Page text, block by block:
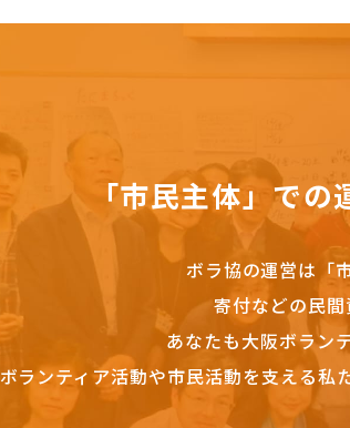
「市民主体」で
ボラ協の運営は「
寄付などの民間
あなたも大阪ボラン
ボランティア活動や市民活動を支える私